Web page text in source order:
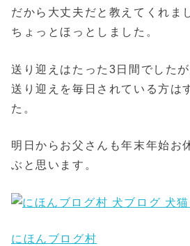
だから大丈夫だと教えてくれま
ちょっとほっとしました。
送り迎えはたった3日間でした
送り迎えを毎日されている方は
た。
明日からお父さんも年末年始お
ぶと思います。
にほんブログ村